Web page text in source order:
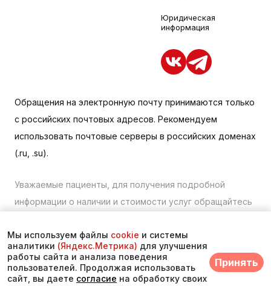
Юридическая
информация
Обращения на электронную почту принимаются только
с российских почтовых адресов. Рекомендуем
использовать почтовые серверы в российских доменах
(.ru, .su).
Уважаемые пациенты, для получения подробной
информации о наличии и стоимости услуг обращайтесь
связи или по телефону в Находке:+7 (423) 675-00-85
© 2025. Многопрофильный медицинский центр
«Асклепий»
Мы используем файлы cookie и системы
аналитики (Яндекс.Метрика) для улучшения
работы сайта и анализа поведения
пользователей. Продолжая использовать
сайт, вы даете согласие на обработку своих
Принять